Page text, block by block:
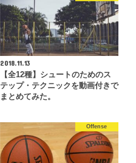
2018.11.13
【全12種】シュートのためのス
テップ・テクニックを動画付きで
まとめてみた。
Offense